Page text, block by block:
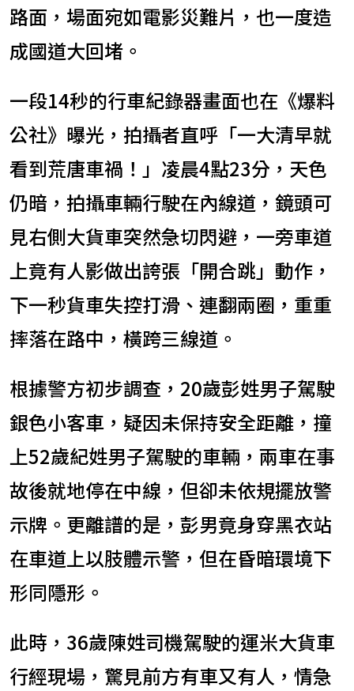
路面，場面宛如電影災難片，也一度造
成國道大回堵。
一段14秒的行車紀錄器畫面也在《爆料
公社》曝光，拍攝者直呼「一大清早就
看到荒唐車禍！」凌晨4點23分，天色
仍暗，拍攝車輛行駛在內線道，鏡頭可
見右側大貨車突然急切閃避，一旁車道
上竟有人影做出誇張「開合跳」動作，
下一秒貨車失控打滑、連翻兩圈，重重
摔落在路中，橫跨三線道。
根據警方初步調查，20歲彭姓男子駕駛
銀色小客車，疑因未保持安全距離，撞
上52歲紀姓男子駕駛的車輛，兩車在事
故後就地停在中線，但卻未依規擺放警
示牌。更離譜的是，彭男竟身穿黑衣站
在車道上以肢體示警，但在昏暗環境下
形同隱形。
此時，36歲陳姓司機駕駛的運米大貨車
行經現場，驚見前方有車又有人，情急